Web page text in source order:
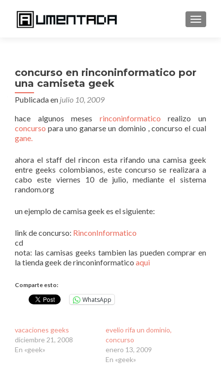
concurso en rinconinformatico por
una camiseta geek
Publicada en julio 10, 2009
hace algunos meses rinconinformatico realizo un
concurso para uno ganarse un dominio , concurso el cual
gane.
ahora el staff del rincon esta rifando una camisa geek
entre geeks colombianos, este concurso se realizara a
cabo este viernes 10 de julio, mediante el sistema
random.org
un ejemplo de camisa geek es el siguiente:
link de concurso: RinconInformatico
cd
nota: las camisas geeks tambien las pueden comprar en
la tienda geek de rinconinformatico aqui
Comparte esto:
WhatsApp
vacaciones geeks
diciembre 21, 2008
En «geek»
evelio rifa un dominio,
concurso
enero 13, 2009
En «geek»